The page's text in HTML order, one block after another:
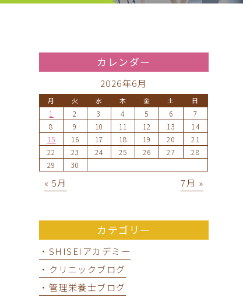
カレンダー
2026年6月
月 火 水 木 金 土 日
1 2 3 4 5 6
7
8
9 10 11 12 13
14
15
16 17 18 19 20
21
22
23 24 25 26 27
28
29
30
« 5月 7月 »
カテゴリー
・SHISEIアカデミー
・クリニックブログ
・管理栄養士ブログ